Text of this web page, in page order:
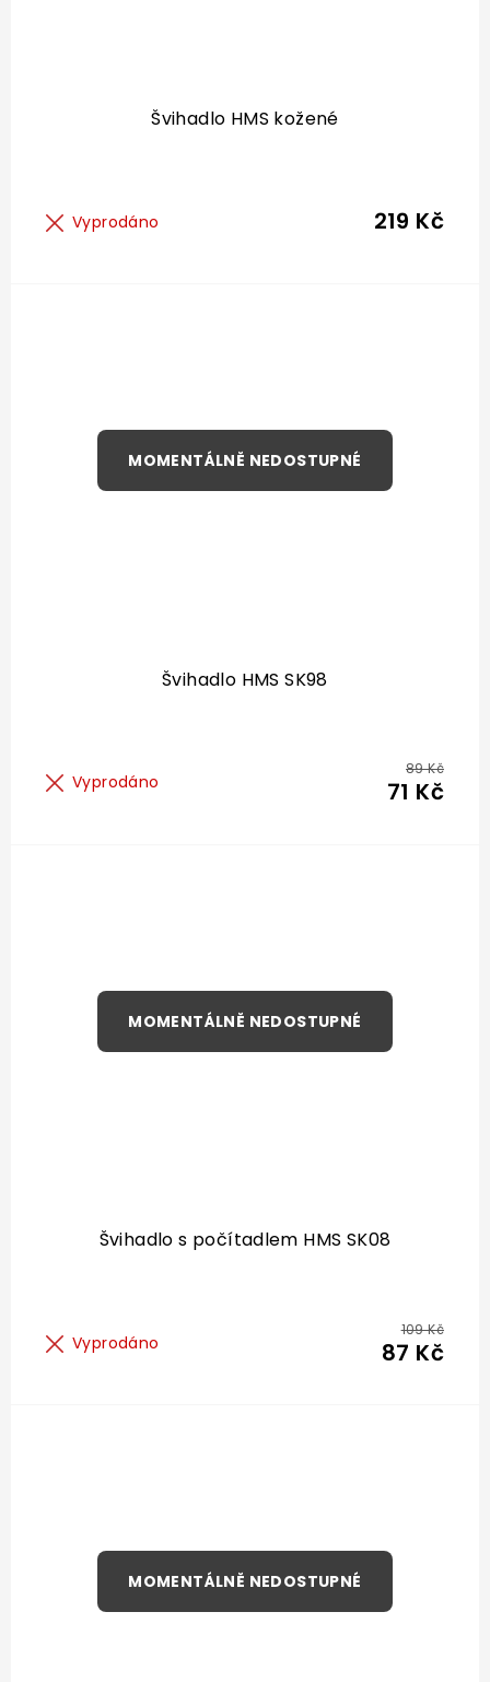
Švihadlo HMS kožené
Vyprodáno 219 Kč
Švihadlo HMS SK98
Vyprodáno
89 Kč
71 Kč
Švihadlo s počítadlem HMS SK08
Vyprodáno
109 Kč
87 Kč